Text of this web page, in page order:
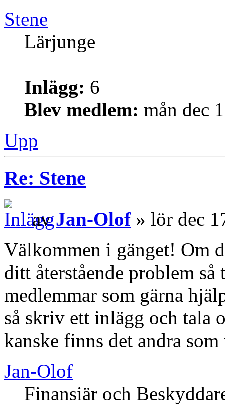
Stene
Lärjunge
Inlägg: 6
Blev medlem: mån dec
Upp
Re: Stene
avJan-Olof» lör dec
Välkommen i gänget! Om
ditt återstående problem
medlemmar som gärna
så skriv ett inlägg och tala
kanske finns det andra
Jan-Olof
Finansiär och